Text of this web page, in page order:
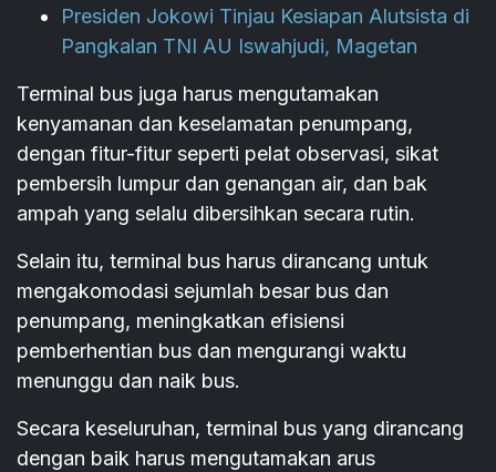
Presiden Jokowi Tinjau Kesiapan Alutsista di
Pangkalan TNI AU Iswahjudi, Magetan
Terminal bus juga harus mengutamakan
kenyamanan dan keselamatan penumpang,
dengan fitur-fitur seperti pelat observasi, sikat
pembersih lumpur dan genangan air, dan bak
ampah yang selalu dibersihkan secara rutin.
Selain itu, terminal bus harus dirancang untuk
mengakomodasi sejumlah besar bus dan
penumpang, meningkatkan efisiensi
pemberhentian bus dan mengurangi waktu
menunggu dan naik bus.
Secara keseluruhan, terminal bus yang dirancang
dengan baik harus mengutamakan arus